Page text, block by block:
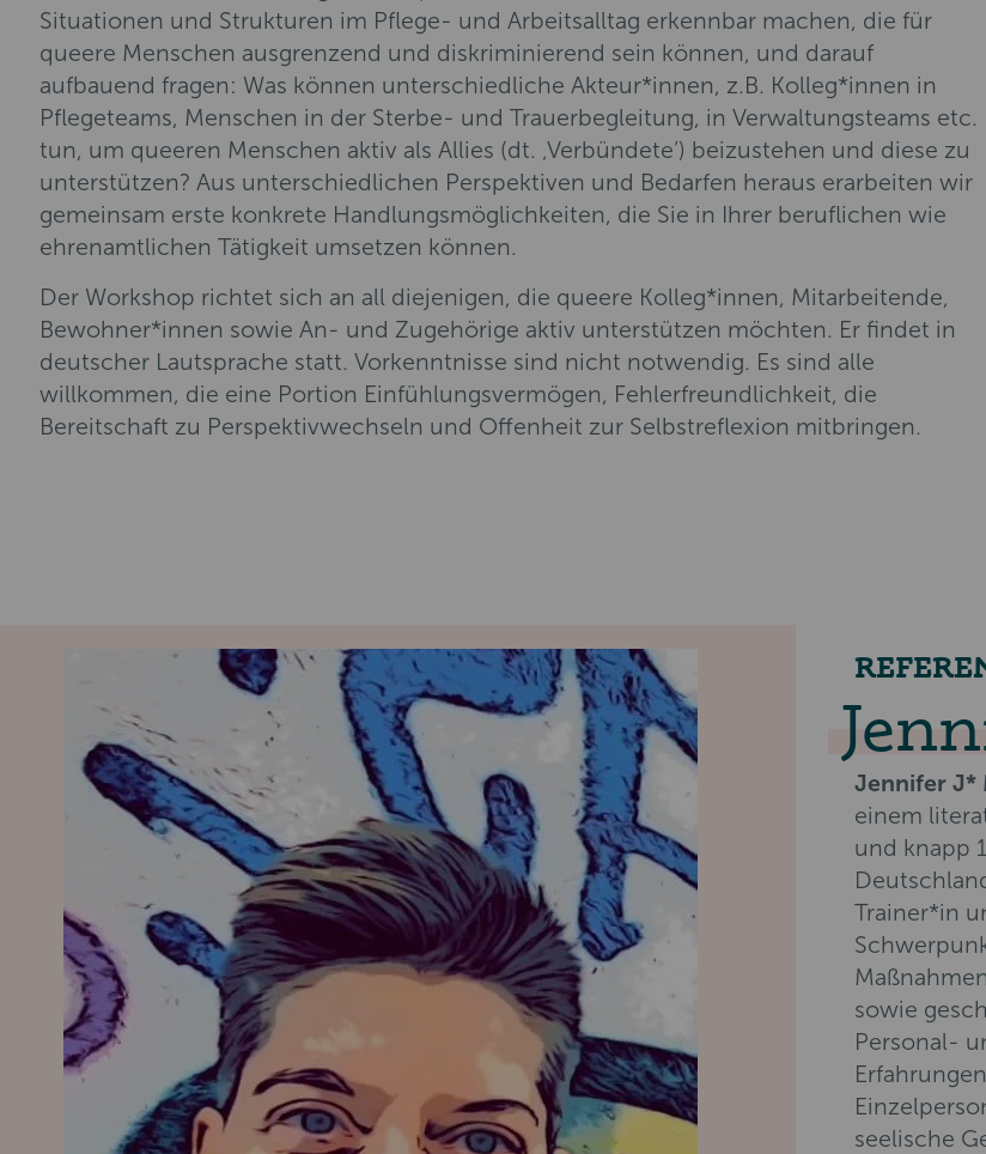
Situationen und Strukturen im Pflege- und Arbeitsalltag erkennbar machen, die für
queere Menschen ausgrenzend und diskriminierend sein können, und darauf
aufbauend fragen: Was können unterschiedliche Akteur*innen, z.B. Kolleg*innen in
Pflegeteams, Menschen in der Sterbe- und Trauerbegleitung, in Verwaltungsteams etc.
tun, um queeren Menschen aktiv als Allies (dt. ‚Verbündete’) beizustehen und diese zu
unterstützen? Aus unterschiedlichen Perspektiven und Bedarfen heraus erarbeiten wir
gemeinsam erste konkrete Handlungsmöglichkeiten, die Sie in Ihrer beruflichen wie
ehrenamtlichen Tätigkeit umsetzen können.
Der Workshop richtet sich an all diejenigen, die queere Kolleg*innen, Mitarbeitende,
Bewohner*innen sowie An- und Zugehörige aktiv unterstützen möchten. Er findet in
deutscher Lautsprache statt. Vorkenntnisse sind nicht notwendig. Es sind alle
willkommen, die eine Portion Einfühlungsvermögen, Fehlerfreundlichkeit, die
Bereitschaft zu Perspektivwechseln und Offenheit zur Selbstreflexion mitbringen.
Jennifer J*
einem
und knapp
Trainer*in
sowie
Personal-
seelische